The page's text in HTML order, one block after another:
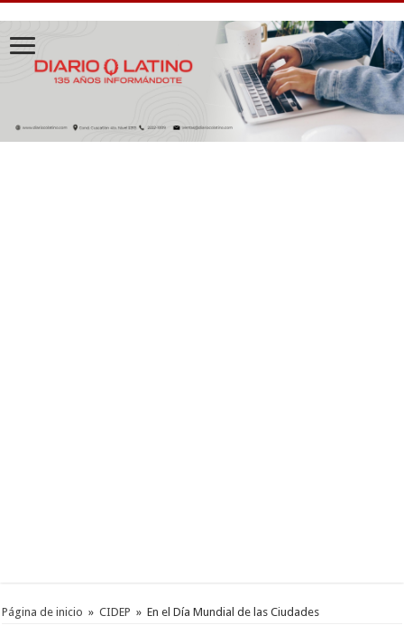
Página de inicio » CIDEP » En el Día Mundial de las Ciudades